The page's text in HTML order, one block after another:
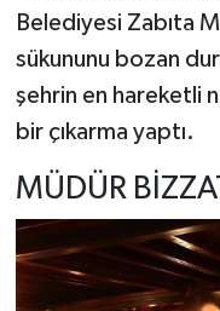
Belediyesi Zabıta
sükununu bozan
şehrin en hareketli
bir çıkarma yaptı.
MÜDÜR